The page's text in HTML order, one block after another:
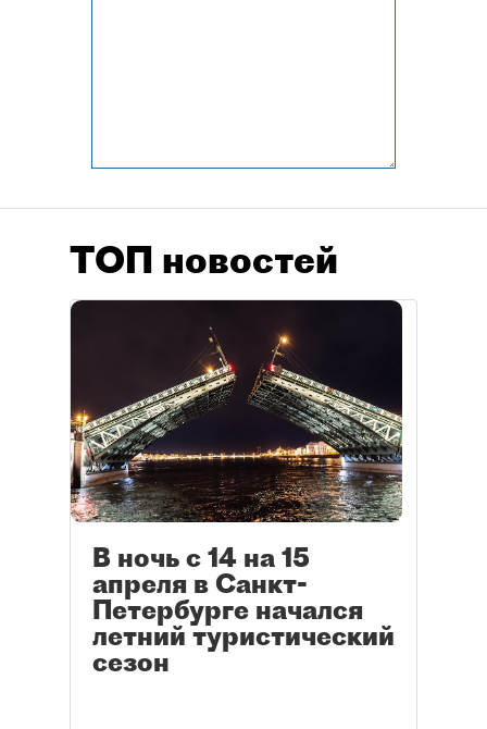
ТОП новостей
В ночь с 14 на 15
апреля в Санкт-
Петербурге начался
летний туристический
сезон